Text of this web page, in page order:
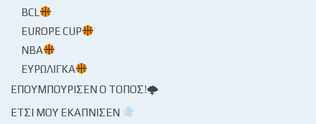
BCL
EUROPE CUP
NBA
ΕΥΡΩΛΊΓΚΑ
ΕΠΟΥΜΠΟΎΡΙΣΕΝ Ο ΤΌΠΟΣ!🌩
ΈΤΣΙ ΜΟΥ ΕΚΆΠΝΙΣΕΝ